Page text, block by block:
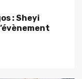
: Sheyi